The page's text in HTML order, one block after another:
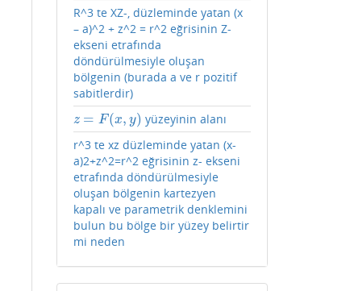
R^3 te XZ-, düzleminde yatan (x
– a)^2 + z^2 = r^2 eğrisinin Z-
ekseni etrafında
döndürülmesiyle oluşan
bölgenin (burada a ve r pozitif
sabitlerdir)
z = F (x, y)
z=F( x,y)
yüzeyinin alanı
r^3 te xz düzleminde yatan (x-
a)2+z^2=r^2 eğrisinin z- ekseni
etrafında döndürülmesiyle
oluşan bölgenin kartezyen
kapalı ve parametrik denklemini
bulun bu bölge bir yüzey belirtir
mi neden